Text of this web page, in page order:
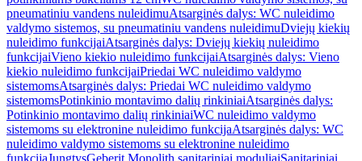
pneumatiniu vandens nuleidimuAtsarginės dalys: WC nuleidimo
valdymo sistemos, su pneumatiniu vandens nuleidimuDviejų kiekių
nuleidimo funkcijaiAtsarginės dalys: Dviejų kiekių nuleidimo
funkcijaiVieno kiekio nuleidimo funkcijaiAtsarginės dalys: Vieno
kiekio nuleidimo funkcijaiPriedai WC nuleidimo valdymo
sistemomsAtsarginės dalys: Priedai WC nuleidimo valdymo
sistemomsPotinkinio montavimo dalių rinkiniaiAtsarginės dalys:
Potinkinio montavimo dalių rinkiniaiWC nuleidimo valdymo
sistemoms su elektronine nuleidimo funkcijaAtsarginės dalys: WC
nuleidimo valdymo sistemoms su elektronine nuleidimo
funkcijaJungtysGeberit Monolith sanitariniai moduliaiSanitariniai